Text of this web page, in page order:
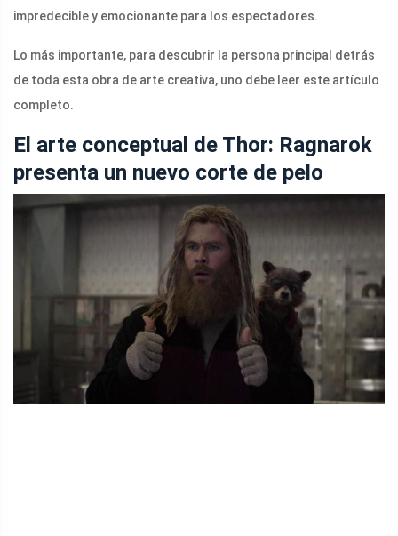
impredecible y emocionante para los espectadores.
Lo más importante, para descubrir la persona principal detrás
de toda esta obra de arte creativa, uno debe leer este artículo
completo.
El arte conceptual de Thor: Ragnarok
presenta un nuevo corte de pelo